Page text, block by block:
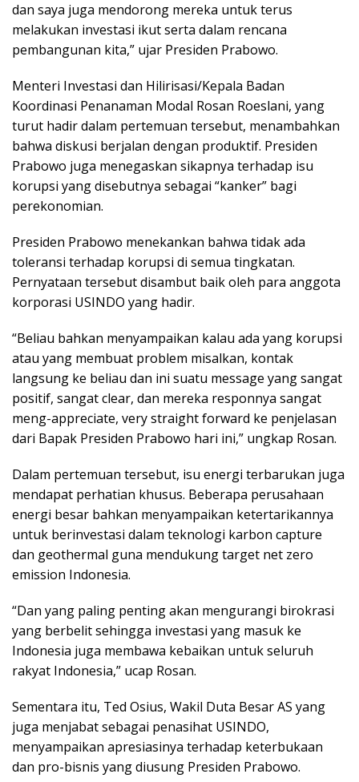
dan saya juga mendorong mereka untuk terus
melakukan investasi ikut serta dalam rencana
pembangunan kita,” ujar Presiden Prabowo.
Menteri Investasi dan Hilirisasi/Kepala Badan
Koordinasi Penanaman Modal Rosan Roeslani, yang
turut hadir dalam pertemuan tersebut, menambahkan
bahwa diskusi berjalan dengan produktif. Presiden
Prabowo juga menegaskan sikapnya terhadap isu
korupsi yang disebutnya sebagai “kanker” bagi
perekonomian.
Presiden Prabowo menekankan bahwa tidak ada
toleransi terhadap korupsi di semua tingkatan.
Pernyataan tersebut disambut baik oleh para anggota
korporasi USINDO yang hadir.
“Beliau bahkan menyampaikan kalau ada yang korupsi
atau yang membuat problem misalkan, kontak
langsung ke beliau dan ini suatu message yang sangat
positif, sangat clear, dan mereka responnya sangat
meng-appreciate, very straight forward ke penjelasan
dari Bapak Presiden Prabowo hari ini,” ungkap Rosan.
Dalam pertemuan tersebut, isu energi terbarukan juga
mendapat perhatian khusus. Beberapa perusahaan
energi besar bahkan menyampaikan ketertarikannya
untuk berinvestasi dalam teknologi karbon capture
dan geothermal guna mendukung target net zero
emission Indonesia.
“Dan yang paling penting akan mengurangi birokrasi
yang berbelit sehingga investasi yang masuk ke
Indonesia juga membawa kebaikan untuk seluruh
rakyat Indonesia,” ucap Rosan.
Sementara itu, Ted Osius, Wakil Duta Besar AS yang
juga menjabat sebagai penasihat USINDO,
menyampaikan apresiasinya terhadap keterbukaan
dan pro-bisnis yang diusung Presiden Prabowo.